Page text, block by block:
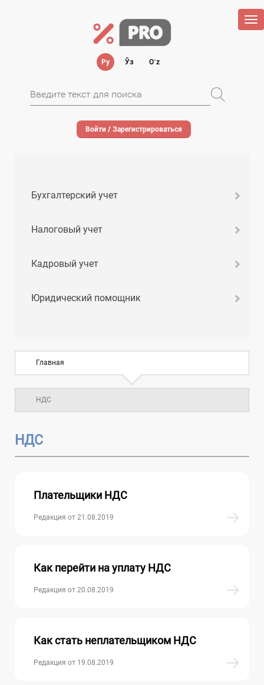
Ру Ўз Oʻz
Войти / Зарегистрироваться
Бухгалтерский учет
Налоговый учет
Кадровый учет
Юридический помощник
Главная
НДС
НДС
Плательщики НДС
Редакция от 21.08.2019
Как перейти на уплату НДС
Редакция от 20.08.2019
Как стать неплательщиком НДС
Редакция от 19.08.2019